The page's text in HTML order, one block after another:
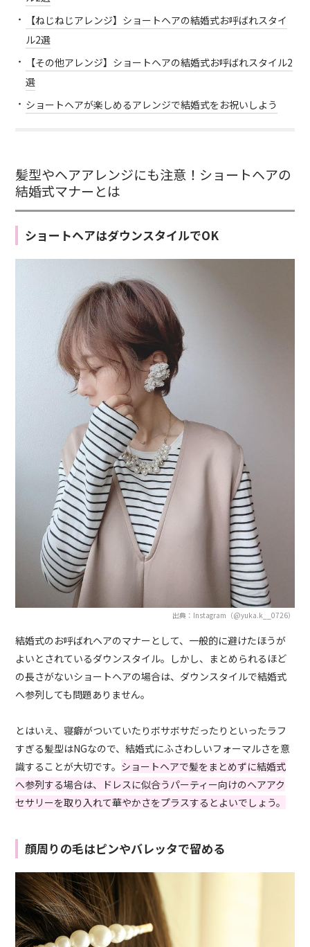
【ねじねじアレンジ】ショートヘアの結婚式お呼ばれスタイ
ル2選
【その他アレンジ】ショートヘアの結婚式お呼ばれスタイル2
選
ショートヘアが楽しめるアレンジで結婚式をお祝いしよう
髪型やヘアアレンジにも注意！ショートヘアの
結婚式マナーとは
ショートヘアはダウンスタイルでOK
出典：Instagram（@yuka.k__0726）
結婚式のお呼ばれヘアのマナーとして、一般的に避けたほうが
よいとされているダウンスタイル。しかし、まとめられるほど
の長さがないショートヘアの場合は、ダウンスタイルで結婚式
へ参列しても問題ありません。
とはいえ、寝癖がついていたりボサボサだったりといったラフ
すぎる髪型はNGなので、結婚式にふさわしいフォーマルさを意
識することが大切です。 ショートヘアで髪をまとめずに結婚式
へ参列する場合は、ドレスに似合うパーティー向けのヘアアク
セサリーを取り入れて華やかさをプラスするとよいでしょう。
顔周りの毛はピンやバレッタで留める